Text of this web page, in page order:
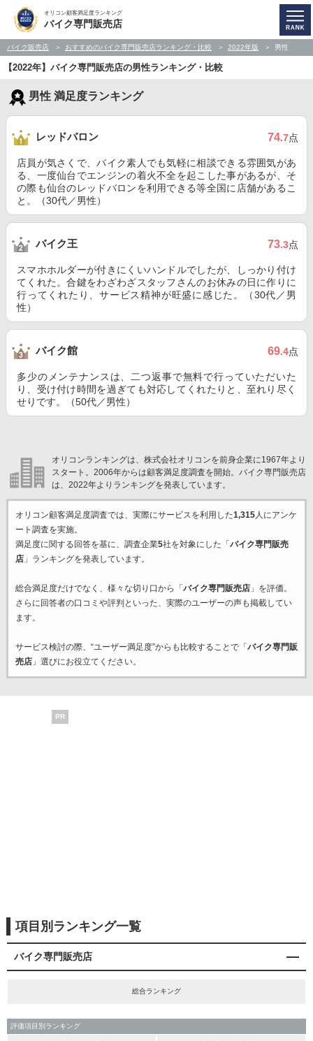
オリコン顧客満足度ランキング
バイク専門販売店
バイク販売店 おすすめのバイク専門販売店ランキング・比較 2022年版 男性
【2022年】バイク専門販売店の男性ランキング・比較
男性 満足度ランキング
レッドバロン 74.7点
店員が気さくで、バイク素人でも気軽に相談できる雰囲気があ
る、一度仙台でエンジンの着火不全を起こした事があるが、そ
の際も仙台のレッドバロンを利用できる等全国に店舗があるこ
と。（30代／男性）
バイク王 73.3点
スマホホルダーが付きにくいハンドルでしたが、しっかり付け
てくれた。合鍵をわざわざスタッフさんのお休みの日に作りに
行ってくれたり、サービス精神が旺盛に感じた。（30代／男
性）
バイク館 69.4点
多少のメンテナンスは、二つ返事で無料で行っていただいた
り、受け付け時間を過ぎても対応してくれたりと、至れり尽く
せりです。（50代／男性）
オリコンランキングは、株式会社オリコンを前身企業に1967年より
スタート。2006年からは顧客満足度調査を開始。バイク専門販売店
は、2022年よりランキングを発表しています。
オリコン顧客満足度調査では、実際にサービスを利用した1,315人にアンケ
ート調査を実施。
満足度に関する回答を基に、調査企業5社を対象にした「 バイク専門販売
店」ランキングを発表しています。
総合満足度だけでなく、様々な切り口から「 バイク専門販売店」を評価。
さらに回答者の口コミや評判といった、実際のユーザーの声も掲載してい
ます。
サービス検討の際、“ユーザー満足度”からも比較することで「 バイク専門販
売店」選びにお役立てください。
PR
項目別ランキング一覧
バイク専門販売店
総合ランキング
評価項目別ランキング